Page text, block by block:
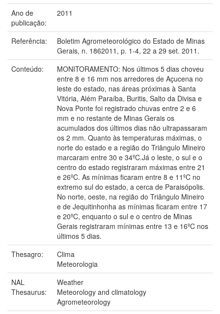
Ano de
publicação:
2011
Referência:
Boletim Agrometeorológico do Estado de Minas
Gerais, n. 1862011, p. 1-4, 22 a 29 set. 2011.
Conteúdo:
MONITORAMENTO: Nos últimos 5 dias choveu
entre 8 e 16 mm nos arredores de Açucena no
leste do estado, nas áreas próximas à Santa
Vitória, Além Paraíba, Buritis, Salto da Divisa e
Nova Ponte foi registrado chuvas entre 2 e 6
mm e no restante de Minas Gerais os
acumulados dos últimos dias não ultrapassaram
os 2 mm. Quanto às temperaturas máximas, o
norte do estado e a região do Triângulo Mineiro
marcaram entre 30 e 34ºC.Já o leste, o sul e o
centro do estado registraram máximas entre 21
e 26ºC. As mínimas ficaram entre 8 e 11ºC no
extremo sul do estado, a cerca de Paraisópolis.
No norte, oeste, na região do Triângulo Mineiro
e de Jequitinhonha as mínimas ficaram entre 17
e 20ºC, enquanto o sul e o centro de Minas
Gerais registraram mínimas entre 13 e 16ºC nos
últimos 5 dias.
Thesagro:
Clima
Meteorologia
NAL
Thesaurus:
Weather
Meteorology and climatology
Agrometeorology